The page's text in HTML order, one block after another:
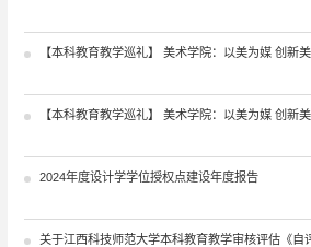
【本科教育教学
【本科教育教学
2024年度设计学学位授权点建设年度报告
关于江西科技师范大学本科教育教学审核评估《自